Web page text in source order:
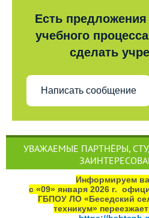
Есть предложения
учебного
сделать
Написать сообщение
УВАЖАЕМЫЕ ПАРТНЁРЫ,
Информируем
с «09» января 2026 г.
ГБПОУ ЛО «Беседский
техникум»